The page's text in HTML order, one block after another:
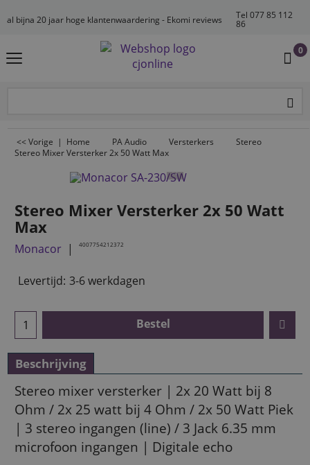
al bijna 20 jaar hoge klantenwaardering - Ekomi reviews
Tel 077 85 112
86
0
<< Vorige | Home PA Audio Versterkers
Stereo
Stereo Mixer Versterker 2x 50 Watt Max
Stereo Mixer Versterker 2x 50 Watt
Max
Monacor 4007754212372
Levertijd: 3-6 werkdagen
Bestel
Beschrijving
Stereo mixer versterker | 2x 20 Watt bij 8
Ohm / 2x 25 watt bij 4 Ohm / 2x 50 Watt Piek
| 3 stereo ingangen (line) / 3 Jack 6.35 mm
microfoon ingangen | Digitale echo